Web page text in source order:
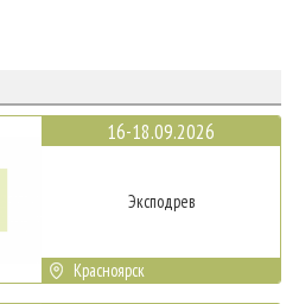
16-18.09.2026
Эксподрев
Красноярск